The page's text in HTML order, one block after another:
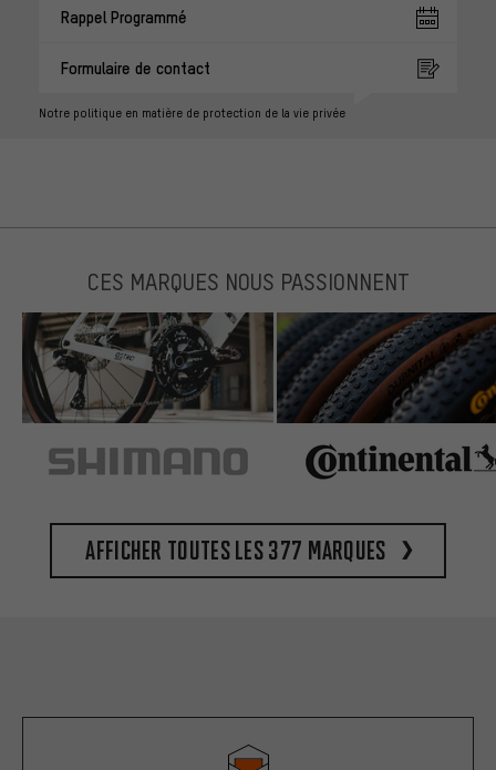
Rappel Programmé
Formulaire de contact
Notre politique en matière de protection de la vie privée
CES MARQUES NOUS PASSIONNENT
Afficher toutes les 377 marques